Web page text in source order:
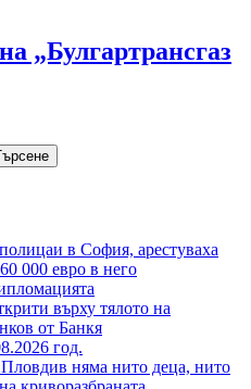
„Булгартрансгаз
в София, арестуваха
000 евро в него
върху тялото на
от Банкя
год.
няма нито деца, нито